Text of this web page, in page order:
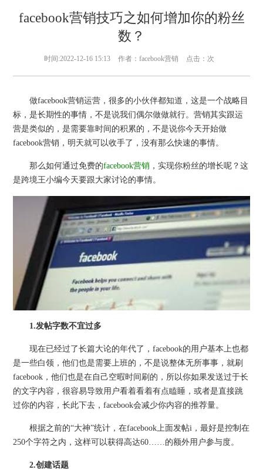
facebook营销技巧之如何增加你的粉丝
数？
时间:2022-12-16 15:13 作者：facebook营销 点击： 次
做facebook营销运营，很多的小伙伴都知道，这是一个战略目
标，是长期性的事情，不是说我们偶尔做做就行。营销其实跟运
营是类似的，是需要靠时间的积累的，不是说你今天开始做
facebook营销，明天就可以收手了，没有那么快速的事情。
那么如何通过免费的facebook营销 ，实现你粉丝的增长呢？这
是跨境王小编今天要跟大家讨论的事情。
1.发帖字数不宜过多
现在已经过了长篇大论的年代了，facebook的用户基本上也都
是一些白领，他们也是需要上班的，不是说整体无所事事，就刷
facebook，他们也是在自己空暇时间刷的，所以你如果发送过于长
的文字内容，很容易导致用户看着看着有点瞌睡，或者是直接跳
过你的内容，长此下去，facebook会减少你内容的推荐量。
根据之前的“大神”统计，在facebook上面发帖i，最好是控制在
250个字符之内，这样可以获得高达60……的额外用户参与度。
2.创建话题